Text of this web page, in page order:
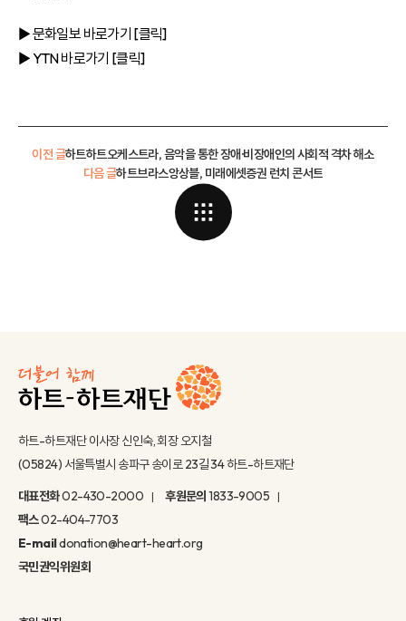
▶ 문화일보 바로가기 [클릭]
▶ YTN바로가기 [클릭]
이전 글하트하트오케스트라, 음악을 통한 장애·비장애인의 사회적 격차 해소
하트브라스앙상블, 미래에셋증권 런치 콘서트
다음 글
하트-하트재단 이사장 신인숙, 회장 오지철
(05824) 서울특별시 송파구 송이로 23길 34 하트-하트재단
대표전화02-430-2000 후원문의1833-9005
팩스02-404-7703
E-maildonation@heart-heart.org
국민권익위원회